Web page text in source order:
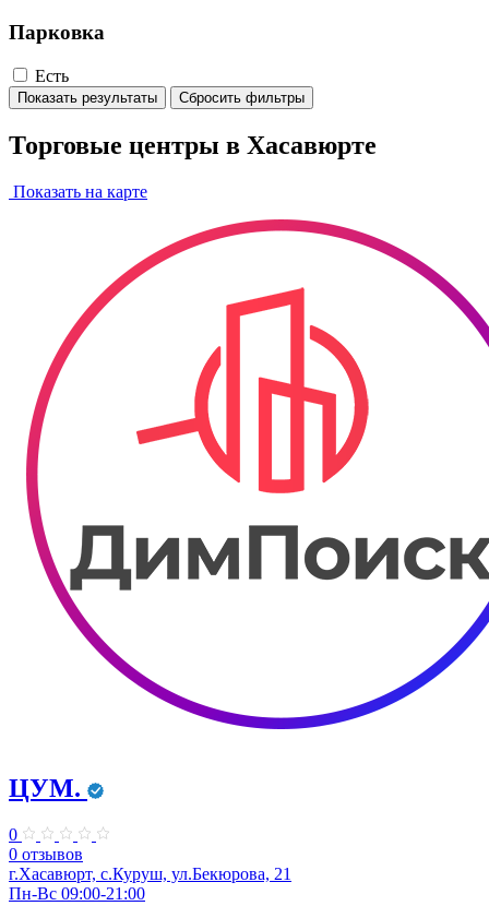
Парковка
Есть
Показать результаты Сбросить фильтры
Торговые центры в Хасавюрте
Показать на карте
ЦУМ.
0
0 отзывов
г.Хасавюрт, с.Куруш, ул.Бекюрова, 21
Пн-Вс 09:00-21:00